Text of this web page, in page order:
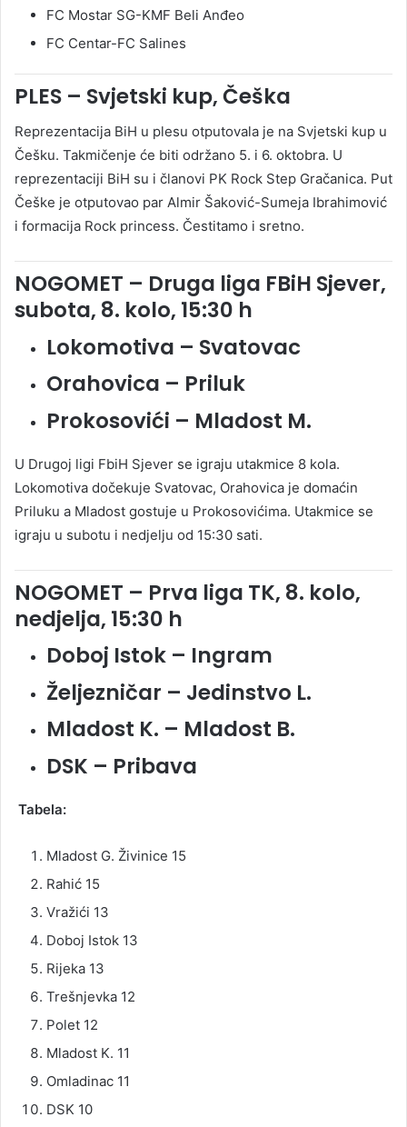
FC Mostar SG-KMF Beli Anđeo
FC Centar-FC Salines
PLES – Svjetski kup, Češka
Reprezentacija BiH u plesu otputovala je na Svjetski kup u
Češku. Takmičenje će biti održano 5. i 6. oktobra. U
reprezentaciji BiH su i članovi PK Rock Step Gračanica. Put
Češke je otputovao par Almir Šaković-Sumeja Ibrahimović
i formacija Rock princess. Čestitamo i sretno.
NOGOMET – Druga liga FBiH Sjever,
subota, 8. kolo, 15:30 h
Lokomotiva – Svatovac
Orahovica – Priluk
Prokosovići – Mladost M.
U Drugoj ligi FbiH Sjever se igraju utakmice 8 kola.
Lokomotiva dočekuje Svatovac, Orahovica je domaćin
Priluku a Mladost gostuje u Prokosovićima. Utakmice se
igraju u subotu i nedjelju od 15:30 sati.
NOGOMET – Prva liga TK, 8. kolo,
nedjelja, 15:30 h
Doboj Istok – Ingram
Željezničar – Jedinstvo L.
Mladost K. – Mladost B.
DSK – Pribava
Tabela:
Mladost G. Živinice 15
Rahić 15
Vražići 13
Doboj Istok 13
Rijeka 13
Trešnjevka 12
Polet 12
Mladost K. 11
Omladinac 11
DSK 10